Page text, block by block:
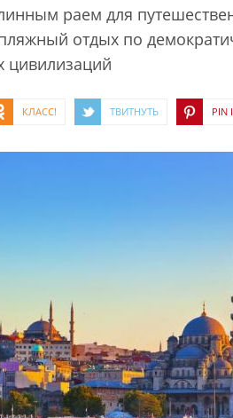
раем для
отдых по
цивилизаций
КЛАСС! ТВИТНУТЬ PIN